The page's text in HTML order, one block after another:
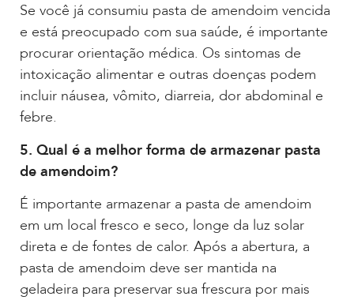
Se você já consumiu pasta de amendoim vencida
e está preocupado com sua saúde, é importante
procurar orientação médica. Os sintomas de
intoxicação alimentar e outras doenças podem
incluir náusea, vômito, diarreia, dor abdominal e
febre.
5. Qual é a melhor forma de armazenar pasta
de amendoim?
É importante armazenar a pasta de amendoim
em um local fresco e seco, longe da luz solar
direta e de fontes de calor. Após a abertura, a
pasta de amendoim deve ser mantida na
geladeira para preservar sua frescura por mais